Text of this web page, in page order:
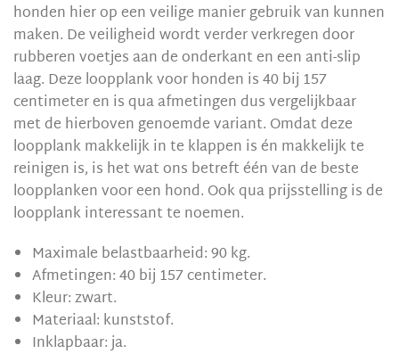
honden hier op een veilige manier gebruik van kunnen
maken. De veiligheid wordt verder verkregen door
rubberen voetjes aan de onderkant en een anti-slip
laag. Deze loopplank voor honden is 40 bij 157
centimeter en is qua afmetingen dus vergelijkbaar
met de hierboven genoemde variant. Omdat deze
loopplank makkelijk in te klappen is én makkelijk te
reinigen is, is het wat ons betreft één van de beste
loopplanken voor een hond. Ook qua prijsstelling is de
loopplank interessant te noemen.
Maximale belastbaarheid: 90 kg.
Afmetingen: 40 bij 157 centimeter.
Kleur: zwart.
Materiaal: kunststof.
Inklapbaar: ja.